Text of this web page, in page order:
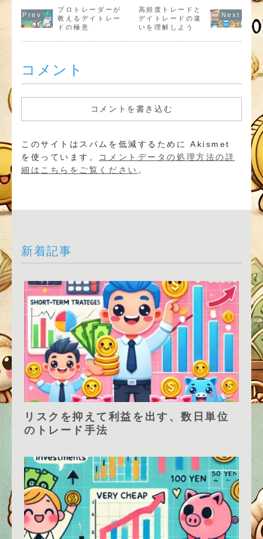
プロトレーダーが
教えるデイトレー
ドの極意
高頻度トレードと
デイトレードの違
いを理解しよう
コメント
コメントを書き込む
このサイトはスパムを低減するために Akismet
を使っています。 コメントデータの処理方法の詳
細はこちらをご覧ください 。
新着記事
リスクを抑えて利益を出す、数日単位
のトレード手法